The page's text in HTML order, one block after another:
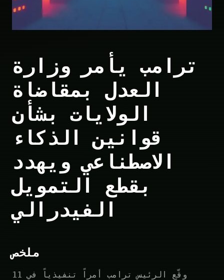
ترامب يأمر وزارة
العدل بمقاضاة
الولايات بشأن
قوانين الذكاء
الاصطناعي ويهدد
بقطع التمويل
الفيدرالي
ملخص
وقّع الرئيس ترامب أمراً تنفيذياً في 11